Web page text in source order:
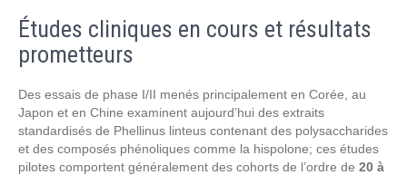
Études cliniques en cours et résultats
prometteurs
Des essais de phase I/II menés principalement en Corée, au
Japon et en Chine examinent aujourd’hui des extraits
standardisés de Phellinus linteus contenant des polysaccharides
et des composés phénoliques comme la hispolone; ces études
pilotes comportent généralement des cohorts de l’ordre de 20 à